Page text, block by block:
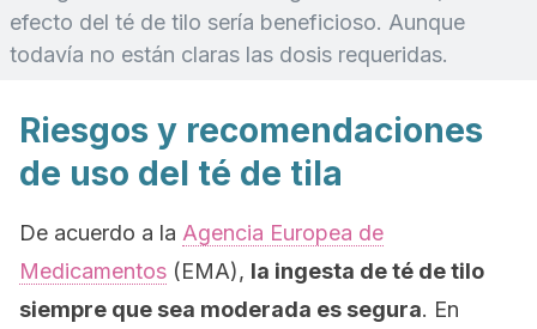
efecto del té de tilo sería beneficioso. Aunque
todavía no están claras las dosis requeridas.
Riesgos y recomendaciones
de uso del té de tila
De acuerdo a la Agencia Europea de
Medicamentos (EMA), la ingesta de té de tilo
siempre que sea moderada es segura. En